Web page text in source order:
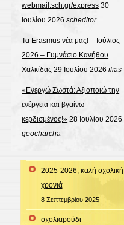
webmail.sch.gr/express 30
Ιουλίου 2026 scheditor
Τα Erasmus νέα μας! – Ιούλιος
2026 – Γυμνάσιο Κανήθου
Χαλκίδας 29 Ιουλίου 2026 ilias
«Ενεργώ Σωστά: Αξιοποιώ την
ενέργεια και βγαίνω
κερδισμένος!» 28 Ιουλίου 2026
geocharcha
2025-2026, καλή σχολική
χρονιά
8 Σεπτεμβρίου 2025
σχολιαρούδι